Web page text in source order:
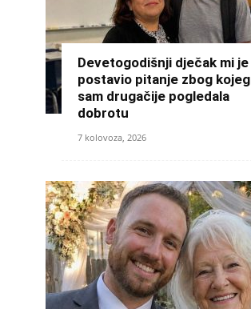
Devetogodišnji dječak mi je
postavio pitanje zbog kojeg
sam drugačije pogledala
dobrotu
7 kolovoza, 2026